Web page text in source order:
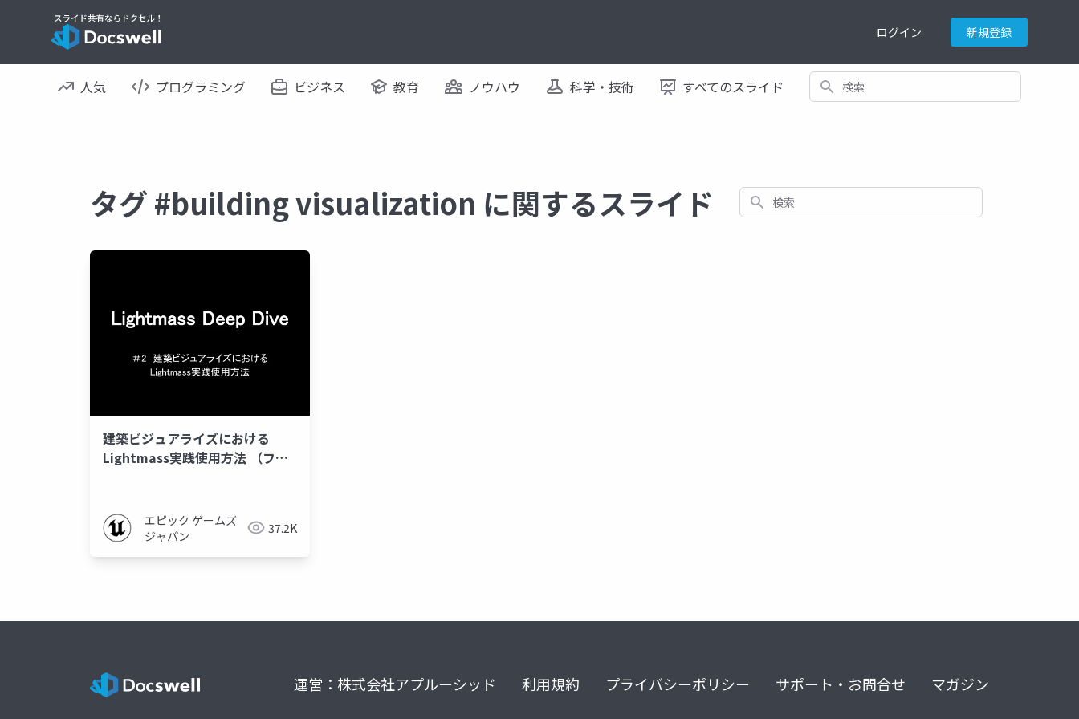
ログイン 新規登録
人気 プログラミング ビジネス 教育 ノウハウ 科学・技術 すべてのスライド 検索
タグ #building visualization に関するスライド 検索
建築ビジュアライズにおける
Lightmass実践使用方法 （フリ
エピック ゲームズ
ジャパン
37.2K
運営：株式会社アプルーシッド 利用規約 プライバシーポリシー サポート・お問合せ マガジン